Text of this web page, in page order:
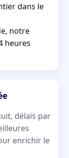
dans le
notre
heures
délais par
enrichir le